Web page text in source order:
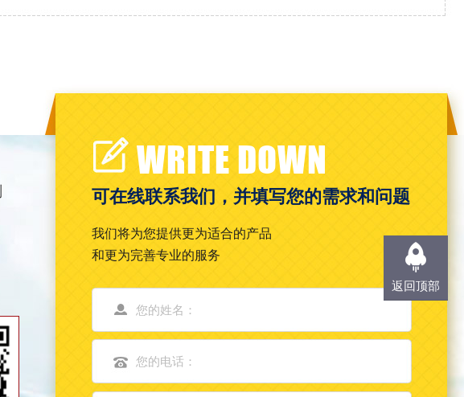
WRITE DOWN
可在线联系我们，并填写您的需求和问题
我们将为您提供更为适合的产品
和更为完善专业的服务
返回顶部